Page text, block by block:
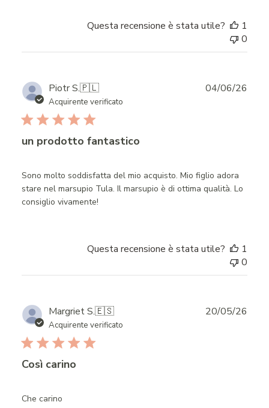
Questa recensione è stata utile?
1
0
Piotr S.🇵🇱
Acquirente verificato
un prodotto fantastico
Sono molto soddisfatta del mio acquisto. Mio figlio adora
stare nel marsupio Tula. Il marsupio è di ottima qualità. Lo
consiglio vivamente!
04/06/26
Questa recensione è stata utile?
1
0
Margriet S.🇪🇸
Acquirente verificato
Così carino
Che carino
20/05/26